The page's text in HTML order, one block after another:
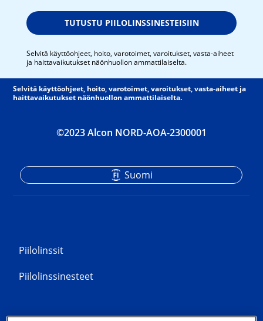
TUTUSTU PIILOLINSSINESTEISIIN
Selvitä käyttöohjeet, hoito, varotoimet, varoitukset, vasta-aiheet
ja haittavaikutukset näönhuollon ammattilaiselta.
Selvitä käyttöohjeet, hoito, varotoimet, varoitukset, vasta-aiheet ja
haittavaikutukset näönhuollon ammattilaiselta.
©2023 Alcon NORD-AOA-2300001
Piilolinssit
Piilolinssinesteet
Suomi